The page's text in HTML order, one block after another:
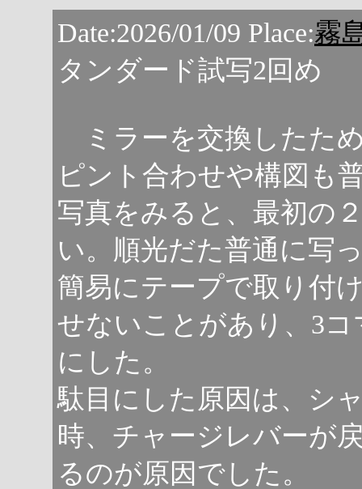
Date:2026/01/09 Place:霧
タンダード試写2回め
ミラーを交換したた
ピント合わせや構図も
写真をみると、最初の
い。順光だた普通に写
簡易にテープで取り付
せないことがあり、3
にした。
駄目にした原因は、シ
時、チャージレバーが
るのが原因でした。